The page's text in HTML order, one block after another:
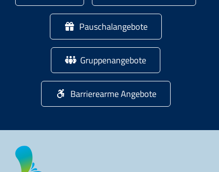
Pauschalangebote
Gruppenangebote
Barrierearme Angebote